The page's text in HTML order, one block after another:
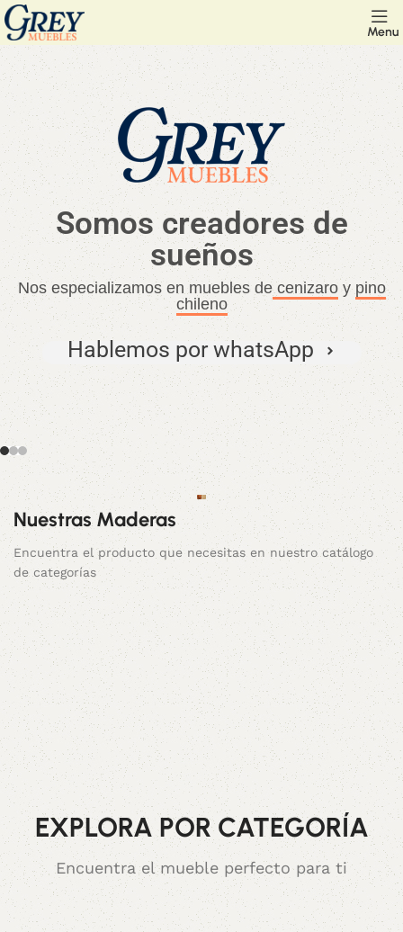
Menu
Somos creadores de
sueños
Nos especializamos en muebles decenizaroy pino
chileno
Hablemos por whatsApp
Muebles
De
Cenizaro
75 products
Muebles
De Pino
Chileno
104 products
Nuestras Maderas
Encuentra el producto que necesitas en nuestro catálogo
de categorías
EXPLORA POR CATEGORÍA
Encuentra el mueble perfecto para ti